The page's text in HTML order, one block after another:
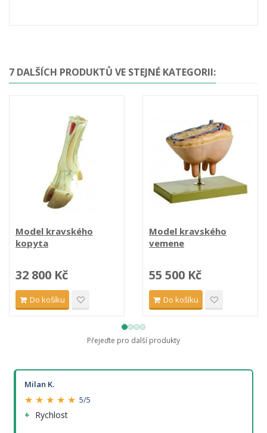
7 DALŠÍCH PRODUKTŮ VE STEJNÉ KATEGORII:
Model kravského
kopyta
32 800 Kč
Do košíku
Model kravského
vemene
55 500 Kč
Do košíku
Přejeďte pro další produkty
Milan K.
★ ★ ★ ★ ★ 5/5
Rychlost